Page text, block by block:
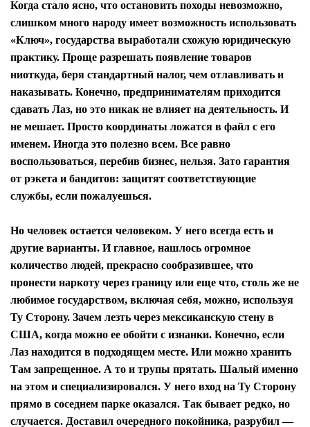
Когда стало ясно, что остановить походы невозможно,
слишком много народу имеет возможность использовать
«Ключ», государства выработали схожую юридическую
практику. Проще разрешать появление товаров
ниоткуда, беря стандартный налог, чем отлавливать и
наказывать. Конечно, предпринимателям приходится
сдавать Лаз, но это никак не влияет на деятельность. И
не мешает. Просто координаты ложатся в файл с его
именем. Иногда это полезно всем. Все равно
воспользоваться, перебив бизнес, нельзя. Зато гарантия
от рэкета и бандитов: защитят соответствующие
службы, если пожалуешься.
Но человек остается человеком. У него всегда есть и
другие варианты. И главное, нашлось огромное
количество людей, прекрасно сообразившее, что
пронести наркоту через границу или еще что, столь же не
любимое государством, включая себя, можно, используя
Ту Сторону. Зачем лезть через мексиканскую стену в
США, когда можно ее обойти с изнанки. Конечно, если
Лаз находится в подходящем месте. Или можно хранить
Там запрещенное. А то и трупы прятать. Шалый именно
на этом и специализировался. У него вход на Ту Сторону
прямо в соседнем парке оказался. Так бывает редко, но
случается. Доставил очередного покойника, разрубил —